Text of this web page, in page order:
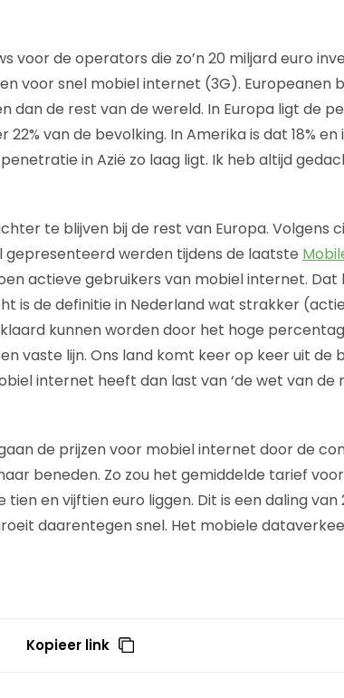
voor de operators die zo’n 20 miljard euro
voor snel mobiel internet (3G). Europeanen
dan de rest van de wereld. In Europa ligt de
van de bevolking. In Amerika is dat 18% en
in Azië zo laag ligt. Ik heb altijd
te blijven bij de rest van Europa. Volgens
werden tijdens de laatste
actieve gebruikers van mobiel internet. Dat
is de definitie in Nederland wat strakker
kunnen worden door het hoge
vaste lijn. Ons land komt keer op keer uit de
internet heeft dan last van ‘de wet van de
de prijzen voor mobiel internet door de
beneden. Zo zou het gemiddelde tarief
en vijftien euro liggen. Dit is een daling van
daarentegen snel. Het mobiele
Kopieer link